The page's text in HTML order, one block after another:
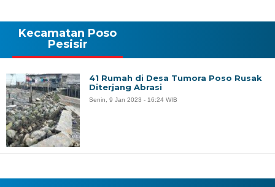
Kecamatan Poso
Pesisir
41 Rumah di Desa Tumora Poso Rusak
Diterjang Abrasi
Senin, 9 Jan 2023 - 16:24 WIB